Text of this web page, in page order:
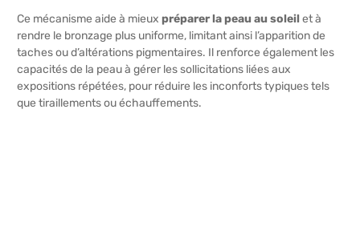
Ce mécanisme aide à mieux préparer la peau au soleilet à
rendre le bronzage plus uniforme, limitant ainsi l’apparition de
taches ou d’altérations pigmentaires. Il renforce également les
capacités de la peau à gérer les sollicitations liées aux
expositions répétées, pour réduire les inconforts typiques tels
que tiraillements ou échauffements.